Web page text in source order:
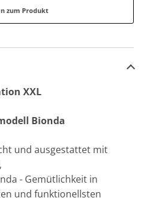
zum Produkt
XXL
Bionda
und ausgestattet mit
- Gemütlichkeit in
und funktionellsten